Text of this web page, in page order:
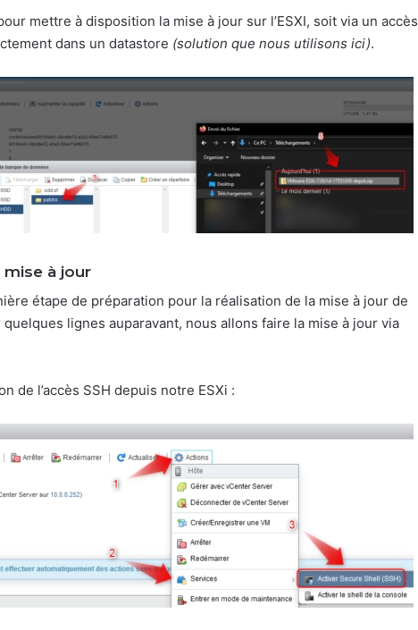
mettre à disposition la mise à jour sur l’ESXI, soit via un accès
dans un datastore (solution que nous utilisons ici).
mise à jour
étape de préparation pour la réalisation de la mise à jour de
lignes auparavant, nous allons faire la mise à jour via
de l’accès SSH depuis notre ESXi :